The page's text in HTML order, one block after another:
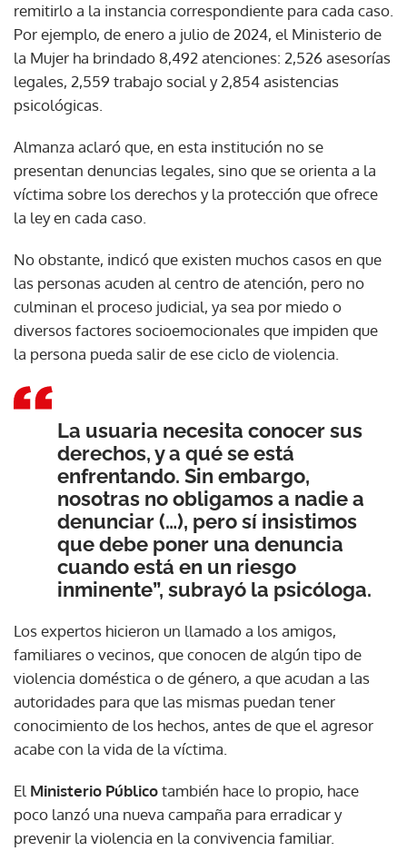
remitirlo a la instancia correspondiente para cada caso.
Por ejemplo, de enero a julio de 2024, el Ministerio de
la Mujer ha brindado 8,492 atenciones: 2,526 asesorías
legales, 2,559 trabajo social y 2,854 asistencias
psicológicas.
Almanza aclaró que, en esta institución no se
presentan denuncias legales, sino que se orienta a la
víctima sobre los derechos y la protección que ofrece
la ley en cada caso.
No obstante, indicó que existen muchos casos en que
las personas acuden al centro de atención, pero no
culminan el proceso judicial, ya sea por miedo o
diversos factores socioemocionales que impiden que
la persona pueda salir de ese ciclo de violencia.
La usuaria necesita conocer sus
derechos, y a qué se está
enfrentando. Sin embargo,
nosotras no obligamos a nadie a
denunciar (…), pero sí insistimos
que debe poner una denuncia
cuando está en un riesgo
inminente”, subrayó la psicóloga.
Los expertos hicieron un llamado a los amigos,
familiares o vecinos, que conocen de algún tipo de
violencia doméstica o de género, a que acudan a las
autoridades para que las mismas puedan tener
conocimiento de los hechos, antes de que el agresor
acabe con la vida de la víctima.
El Ministerio Públicotambién hace lo propio, hace
poco lanzó una nueva campaña para erradicar y
prevenir la violencia en la convivencia familiar.